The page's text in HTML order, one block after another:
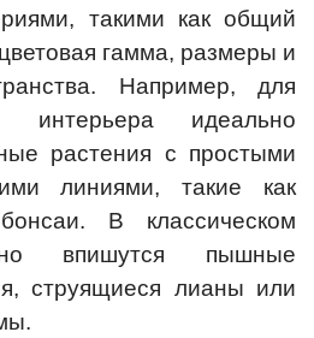
такими как общий
гамма, размеры и
Например, для
интерьера идеально
растения с простыми
линиями, такие как
В классическом
впишутся пышные
струящиеся лианы или